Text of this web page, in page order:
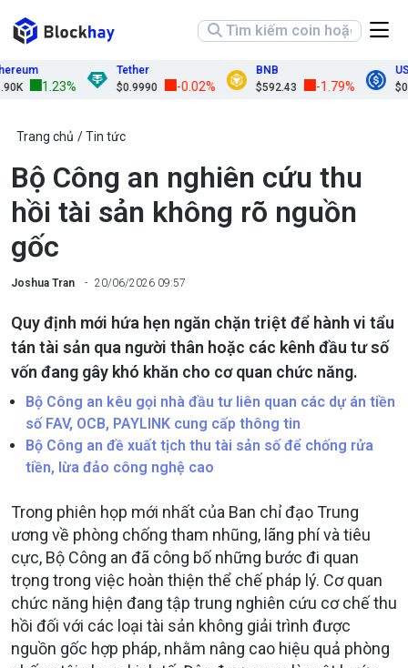
1.23%
Tether
$0.9990
-0.02%
BNB
$592.43
-1.79%
USDC
Trang chủ Tin tức
Bộ Công an nghiên cứu thu
hồi tài sản không rõ nguồn
gốc
Joshua Tran 20/06/2026 09:57
Quy định mới hứa hẹn ngăn chặn triệt để hành vi tẩu
tán tài sản qua người thân hoặc các kênh đầu tư số
vốn đang gây khó khăn cho cơ quan chức năng.
Bộ Công an kêu gọi nhà đầu tư liên quan các dự án tiền
số FAV, OCB, PAYLINK cung cấp thông tin
Bộ Công an đề xuất tịch thu tài sản số để chống rửa
tiền, lừa đảo công nghệ cao
Trong phiên họp mới nhất của Ban chỉ đạo Trung
ương về phòng chống tham nhũng, lãng phí và tiêu
cực, Bộ Công an đã công bố những bước đi quan
trọng trong việc hoàn thiện thể chế pháp lý. Cơ quan
chức năng hiện đang tập trung nghiên cứu cơ chế thu
hồi đối với các loại tài sản không giải trình được
nguồn gốc hợp pháp, nhằm nâng cao hiệu quả phòng